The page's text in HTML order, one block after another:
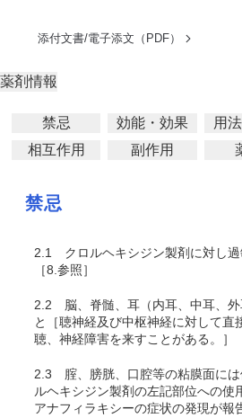
添付文書/電子添文（PDF）
薬剤情報
禁忌 効能・効果 用
相互作用
副作用
禁忌
2.1
クロルヘキシジン製剤に対し
［8.参照］
2.2 脳、脊髄、耳（内耳、中耳、外
と［聴神経及び中枢神経に対して直
聴、神経障害を来すことがある。］
2.3 腟、膀胱、口腔等の粘膜面に
ルヘキシジン製剤の左記部位への使
アナフィラキシーの症状の発現が報